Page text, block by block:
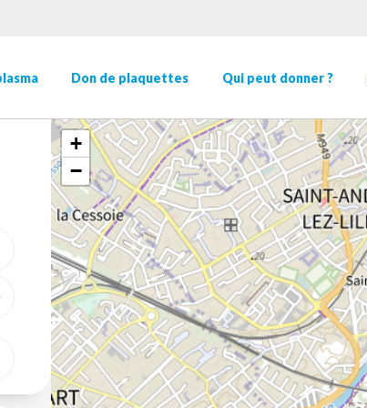
Don de plaquettes Qui peut donner ?
GÉOLOCALISER
+
−